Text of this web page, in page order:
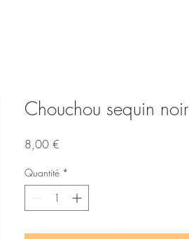
Chouchou sequin noir
8,00 €
Quantité *